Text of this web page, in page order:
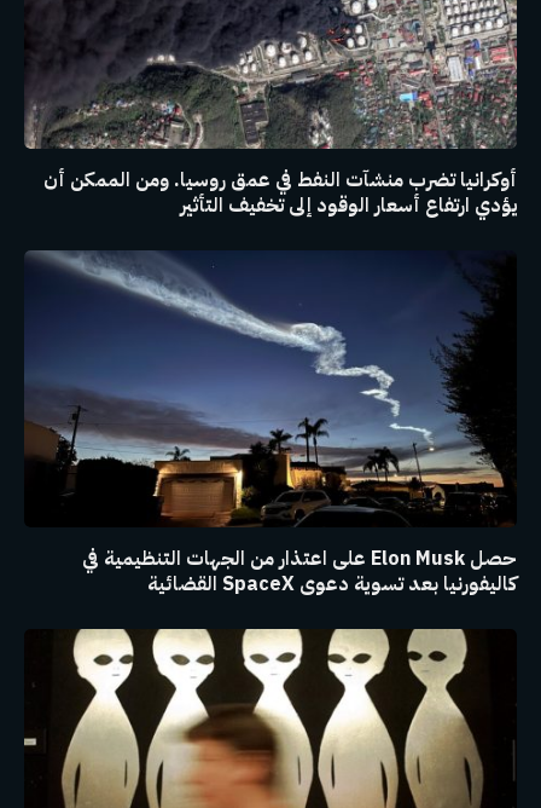
أوكرانيا تضرب منشآت النفط في عمق روسيا. ومن الممكن أن
يؤدي ارتفاع أسعار الوقود إلى تخفيف التأثير
حصل Elon Musk على اعتذار من الجهات التنظيمية في
كاليفورنيا بعد تسوية دعوى SpaceX القضائية